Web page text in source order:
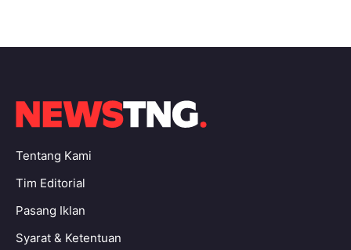
Tentang Kami
Tim Editorial
Pasang Iklan
Syarat & Ketentuan